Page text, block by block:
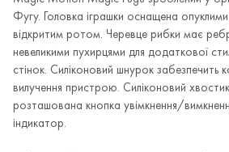
Фугу. Головка іграшки оснащена
відкритим ротом. Черевце рибки має
невеликими пухирцями для додаткової
стінок. Силіконовий шнурок забезпечить
вилучення пристрою. Силіконовий
розташована кнопка увімкнення/
індикатор.